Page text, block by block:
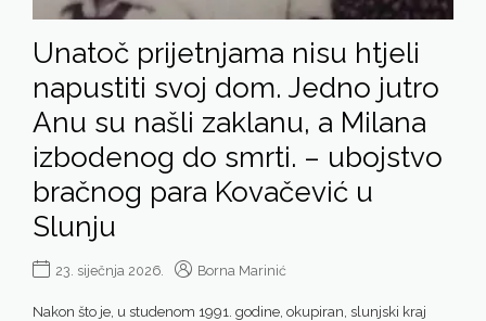
Unatoč prijetnjama nisu htjeli
napustiti svoj dom. Jedno jutro
Anu su našli zaklanu, a Milana
izbodenog do smrti. – ubojstvo
bračnog para Kovačević u
Slunju
23. siječnja 2026. Borna Marinić
Nakon što je, u studenom 1991. godine, okupiran, slunjski kraj